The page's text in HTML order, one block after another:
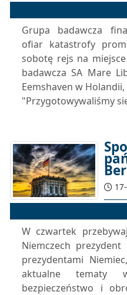
Grupa badawcza
ofiar katastrofy
sobotę rejs na
badawcza SA Mare
Eemshaven w
"Przygotowywaliśmy
W czwartek
Niemczech
prezydentami
aktualne tematy
bezpieczeństwo i